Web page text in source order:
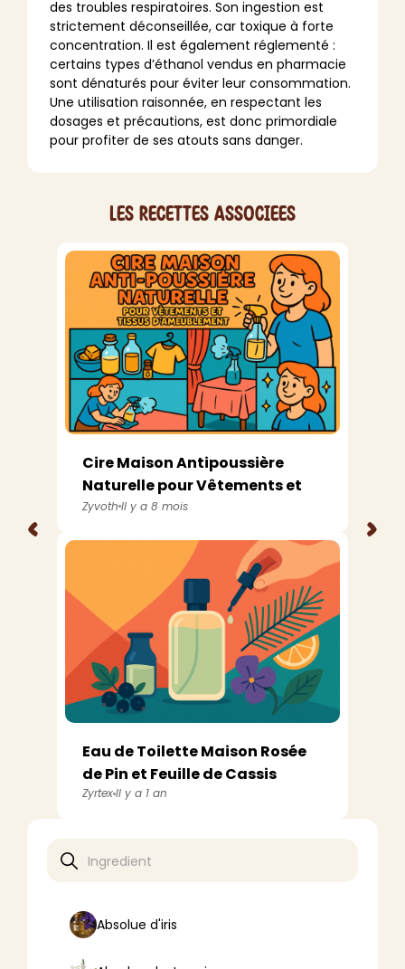
Absolue d'iris
des troubles respiratoires. Son ingestion est
strictement déconseillée, car toxique à forte
concentration. Il est également réglementé :
certains types d’éthanol vendus en pharmacie
sont dénaturés pour éviter leur consommation.
Une utilisation raisonnée, en respectant les
dosages et précautions, est donc primordiale
pour profiter de ses atouts sans danger.
Les recettes associees
<
Cire Maison Antipoussière
Naturelle pour Vêtements et
Tissus d...
Zyvoth Il y a 8 mois
Eau de Toilette Maison Rosée
de Pin et Feuille de Cassis
ZyrtexIl y a 1 an
>